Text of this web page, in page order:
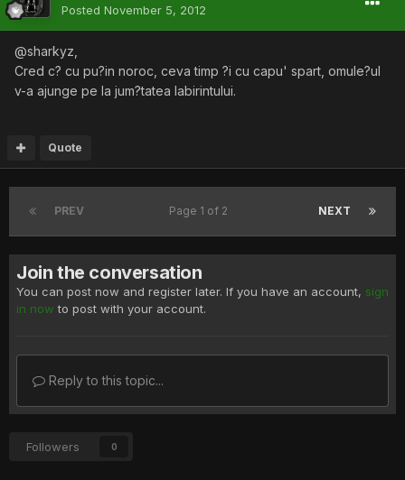
Posted November 5, 2012
@sharkyz,
Cred c? cu pu?in noroc, ceva timp ?i cu capu' spart, omule?ul
v-a ajunge pe la jum?tatea labirintului.
Quote
PREV NEXT
Page 1 of 2
Join the conversation
You can post now and register later. If you have an account, sign
in now to post with your account.
Reply to this topic...
Followers 0